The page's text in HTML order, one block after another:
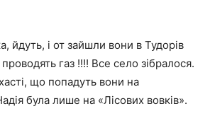
йдуть, і от зайшли вони в Тудорів
газ !!!! Все село зібралося.
що попадуть вони на
була лише на «Лісових вовків».